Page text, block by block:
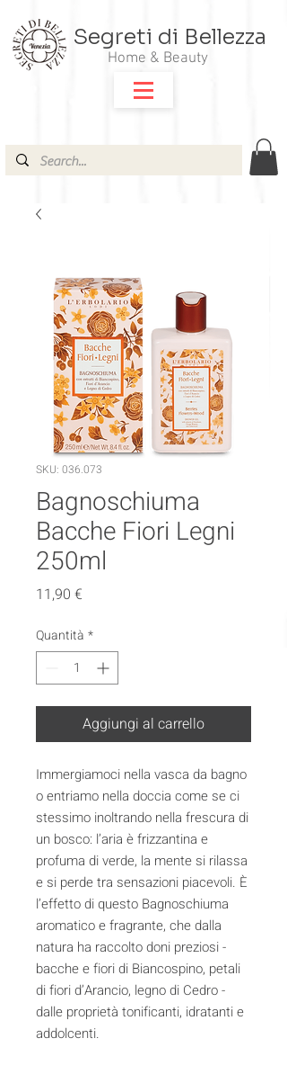
Segreti di Bellezza
Home & Beauty
SKU: 036.073
Bagnoschiuma
Bacche Fiori Legni
250ml
11,90 €
Quantità *
Aggiungi al carrello
Immergiamoci nella vasca da bagno
o entriamo nella doccia come se ci
stessimo inoltrando nella frescura di
un bosco: l’aria è frizzantina e
profuma di verde, la mente si rilassa
e si perde tra sensazioni piacevoli. È
l’effetto di questo Bagnoschiuma
aromatico e fragrante, che dalla
natura ha raccolto doni preziosi -
bacche e fiori di Biancospino, petali
di fiori d’Arancio, legno di Cedro -
dalle proprietà tonificanti, idratanti e
addolcenti.